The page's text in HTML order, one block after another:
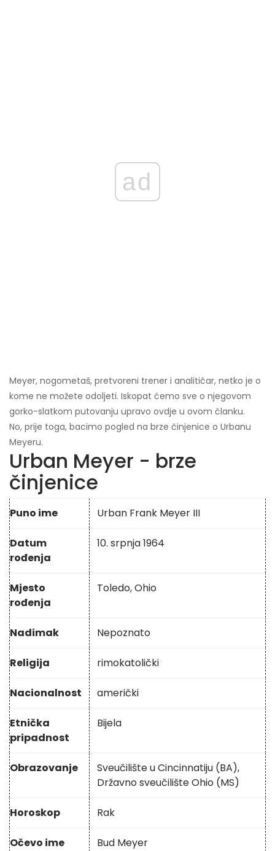
ad
Meyer, nogometaš, pretvoreni trener i analitičar, netko je o
kome ne možete odoljeti. Iskopat ćemo sve o njegovom
gorko-slatkom putovanju upravo ovdje u ovom članku.
No, prije toga, bacimo pogled na brze činjenice o Urbanu
Meyeru.
Urban Meyer - brze
činjenice
Puno ime Urban Frank Meyer III
Datum
rođenja
10. srpnja 1964
Mjesto
rođenja
Toledo, Ohio
Nadimak Nepoznato
Religija rimokatolički
Nacionalnost američki
Etnička
pripadnost
Bijela
Obrazovanje
Sveučilište u Cincinnatiju (BA),
Državno sveučilište Ohio (MS)
Horoskop Rak
Očevo ime Bud Meyer